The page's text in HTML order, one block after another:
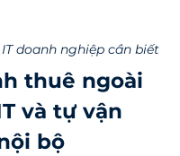
doanh nghiệp cần biết
thuê ngoài
và tự vận
bộ